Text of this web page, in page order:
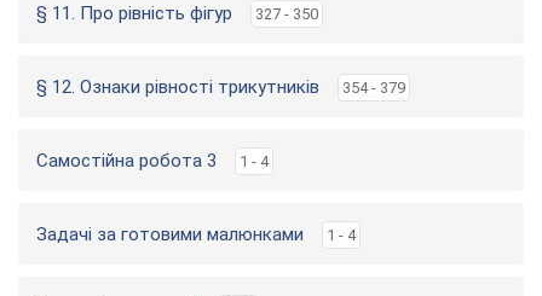
§ 11. Про рівність фігур 327 - 350
§ 12. Ознаки рівності трикутників 354 - 379
Самостійна робота 3 1 - 4
Задачі за готовими малюнками 1 - 4